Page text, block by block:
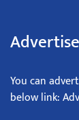
You can
below link: